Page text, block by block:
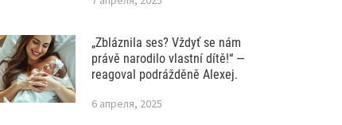
„Zbláznila ses? Vždyť se nám
právě narodilo vlastní dítě!“ —
reagoval podrážděně Alexej.
6 апреля, 2025